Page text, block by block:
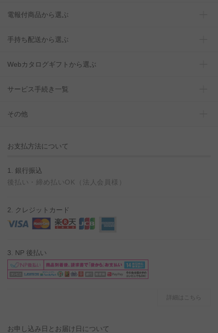
電報付商品から選ぶ
手持ち配送から選ぶ
Webカタログギフトから選ぶ
サービス手続き一覧
その他
お支払方法について
1. 銀行振込
後払い・締め払いOK（法人会員様）
2. クレジットカード
3. NP 後払い
詳細はこちら
お申し込み日とお届け日について